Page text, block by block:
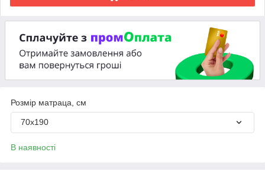
Розмір матраца, см
70х190
В наявності